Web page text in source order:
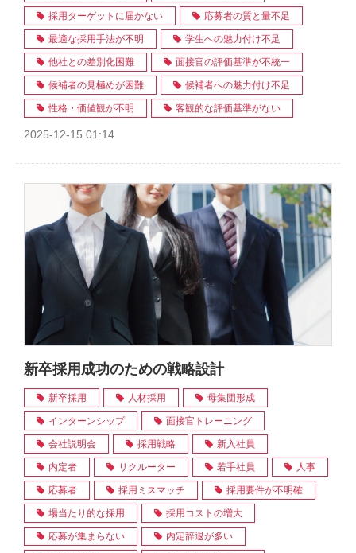
採用ターゲットに届かない 応募者の質と量不足
最適な採用手法が不明 学生への魅力付け不足
他社との差別化困難 面接官の評価基準が不統一
候補者の見極めが困難 候補者への魅力付け不足
性格・価値観が不明 客観的な評価基準がない
2025-12-15 01:14
新卒採用成功のための戦略設計
新卒採用 人材採用 母集団形成
インターンシップ 面接官トレーニング
会社説明会 採用戦略 新入社員
内定者 リクルーター 若手社員 人事
応募者 採用ミスマッチ 採用要件が不明確
場当たり的な採用 採用コストの増大
応募が集まらない 内定辞退が多い